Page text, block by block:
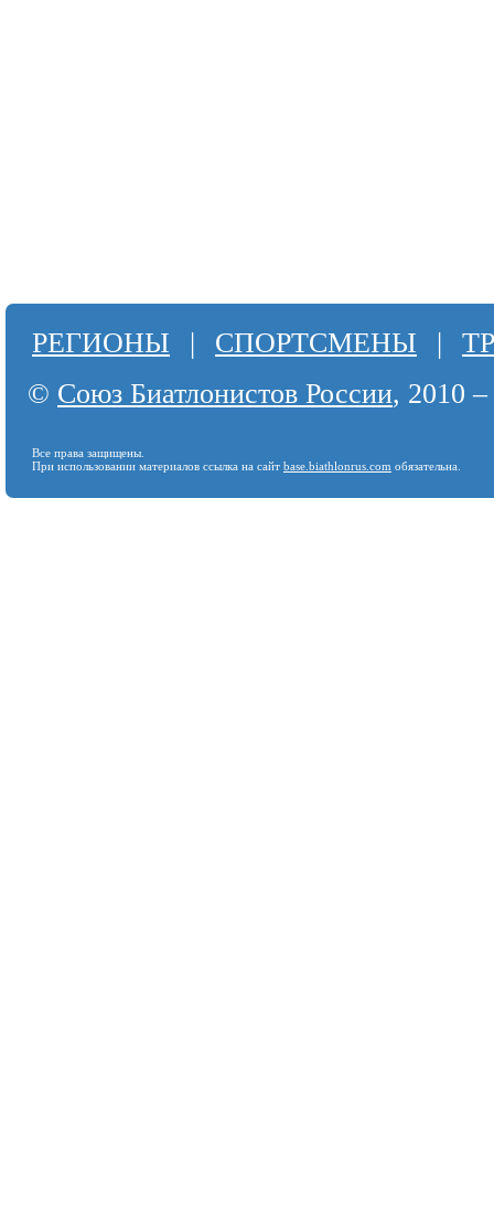
РЕГИОНЫ | СПОРТСМЕНЫ |
© Союз Биатлонистов России, 2010
Все права защищены.
При использовании материалов ссылка на сайт base.biathlonrus.com обязательна.